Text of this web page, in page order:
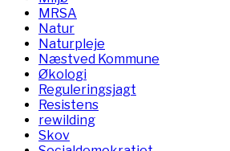
MRSA
Natur
Naturpleje
Næstved Kommune
Økologi
Reguleringsjagt
Resistens
rewilding
Skov